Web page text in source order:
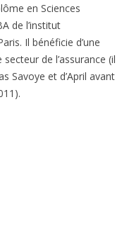
en Sciences
de l’institut
Il bénéficie d’une
de l’assurance (il
Savoye et d’April avant